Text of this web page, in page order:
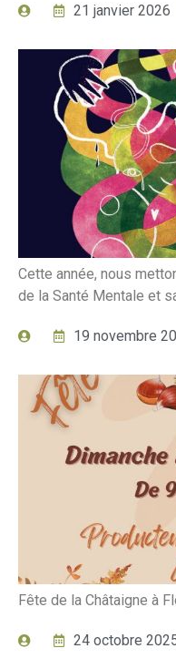
21 janvier 2026
Cette année, nous
de la Santé Mentale et
19 novembre
Fête de la Châtaigne à
24 octobre